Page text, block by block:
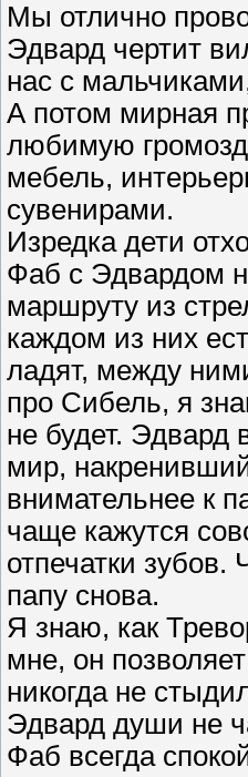
Мы отлично
Эдвард чертит
нас с
А потом мирная
любимую
мебель,
сувенирами.
Изредка дети
Фаб с Эдвардом
маршруту из
каждом из них
ладят, между
про Сибель, я
не будет. Эдвард
мир,
внимательнее к
чаще кажутся
отпечатки
папу снова.
Я знаю, как
мне, он
никогда не
Эдвард души не
Фаб всегда